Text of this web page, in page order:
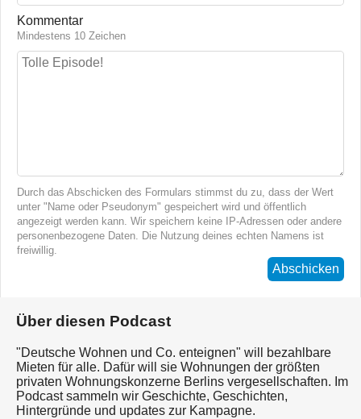
Kommentar
Mindestens 10 Zeichen
Durch das Abschicken des Formulars stimmst du zu, dass der Wert
unter "Name oder Pseudonym" gespeichert wird und öffentlich
angezeigt werden kann. Wir speichern keine IP-Adressen oder andere
personenbezogene Daten. Die Nutzung deines echten Namens ist
freiwillig.
Abschicken
Über diesen Podcast
"Deutsche Wohnen und Co. enteignen" will bezahlbare
Mieten für alle. Dafür will sie Wohnungen der größten
privaten Wohnungskonzerne Berlins vergesellschaften. Im
Podcast sammeln wir Geschichte, Geschichten,
Hintergründe und updates zur Kampagne.